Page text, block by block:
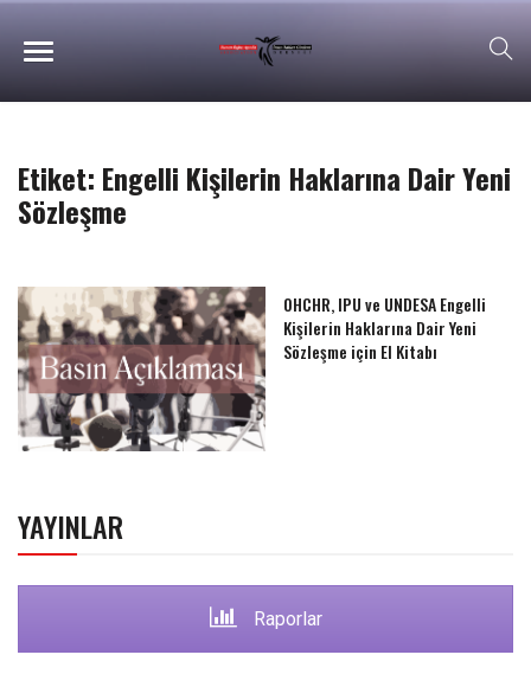
Etiket: Engelli Kişilerin Haklarına Dair Yeni
Sözleşme
OHCHR, IPU ve UNDESA Engelli
Kişilerin Haklarına Dair Yeni
Sözleşme için El Kitabı
YAYINLAR
Raporlar